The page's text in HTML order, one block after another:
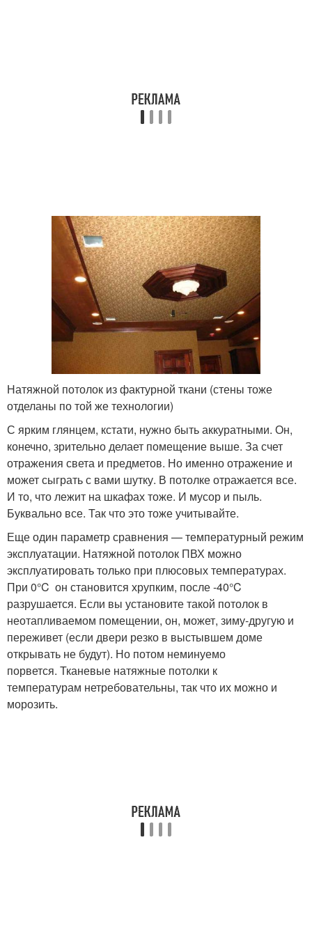
Натяжной потолок из фактурной ткани (стены тоже
отделаны по той же технологии)
С ярким глянцем, кстати, нужно быть аккуратными. Он,
конечно, зрительно делает помещение выше. За счет
отражения света и предметов. Но именно отражение и
может сыграть с вами шутку. В потолке отражается все.
И то, что лежит на шкафах тоже. И мусор и пыль.
Буквально все. Так что это тоже учитывайте.
Еще один параметр сравнения — температурный режим
эксплуатации. Натяжной потолок ПВХ можно
эксплуатировать только при плюсовых температурах.
При 0°C он становится хрупким, после -40°C
разрушается. Если вы установите такой потолок в
неотапливаемом помещении, он, может, зиму-другую и
переживет (если двери резко в выстывшем доме
открывать не будут). Но потом неминуемо
порвется. Тканевые натяжные потолки к
температурам нетребовательны, так что их можно и
морозить.